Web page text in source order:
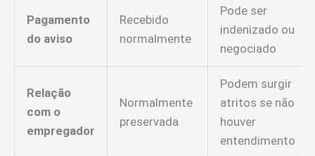
Pagamento
do aviso
Recebido
normalmente
Pode ser
indenizado ou
negociado
Relação
com o
empregador
Normalmente
preservada
Podem surgir
atritos se não
houver
entendimento